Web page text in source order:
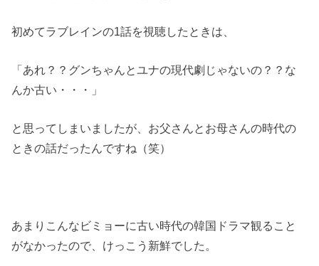
初めてラブレインの1話を視聴したときは、
「あれ？？グンちゃんとユナの現代劇じゃないの？？な
んか古い・・・」
と思ってしまいましたが、お父さんとお母さんの時代の
ときの話だったんですね（笑）
あまりこんなビミョーに古い時代の韓国ドラマ観ること
がなかったので、けっこう新鮮でした。